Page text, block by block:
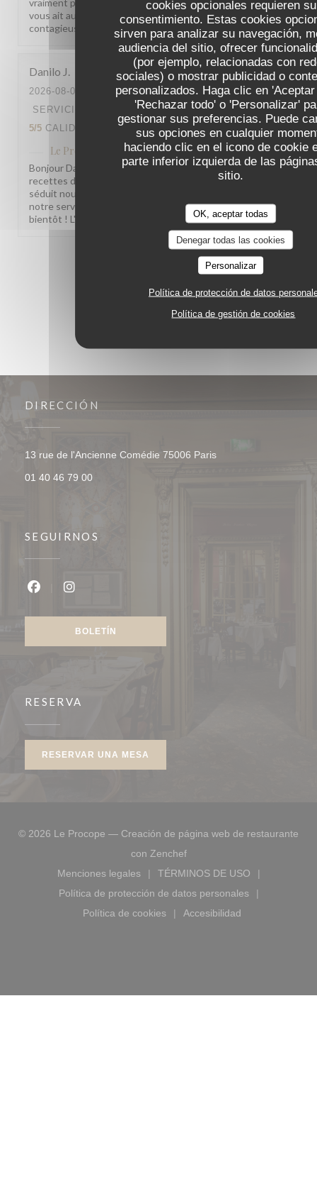
cookies opcionales requieren su
consentimiento. Estas cookies
sirven para analizar su navegación,
audiencia del sitio, ofrecer
(por ejemplo, relacionadas con
sociales) o mostrar publicidad o
personalizados. Haga clic en
'Rechazar todo' o 'Personalizar'
gestionar sus preferencias. Puede
sus opciones en cualquier
haciendo clic en el icono de cookie
parte inferior izquierda de las
sitio.
OK, aceptar todas
Denegar todas las cookies
Personalizar
Política de protección de datos
Política de gestión de cookies
vraiment plaisir ! Nous sommes ravis que la joue de bœuf
vous ait autant séduit. Votre bonne humeur est
contagieuse ! À très bientôt ! L'équipe du Procope
Danilo J
2026-08-03
- 13:00 - INVITADOS 4
SERVICIO
AMBIENTE: 5/5 MENÚ:
5/5 CALIDAD / PRECIO: 4 /5
Le Procope ha respondido a su opinión
Bonjour Danilo, Merci pour ce beau retour ! Savoir que nos
recettes d'antan et l'âme de notre établissement vous ont
séduit nous fait vraiment plaisir. Concernant l'accueil de
notre serveuse, nous en prenons bonne note. À très
bientôt ! L'équipe du Procope
DIRECCIÓN
13 rue de l'Ancienne Comédie 75006 Paris((abre en una nueva
01 40 46 79 00
SEGUIRNOS
BOLETÍN
RESERVA
RESERVAR UNA MESA
© 2026 Le Procope — Creación de página web de restaurante
con Zenchef((abre en una nueva
Menciones legales
((abre en una nueva ventana))
TÉRMINOS DE USO
((abre en una nueva
Política de protección de datos personales
((abre en una nueva ventana))
Política de cookies
((abre en una nueva ventana))
Accesibilidad